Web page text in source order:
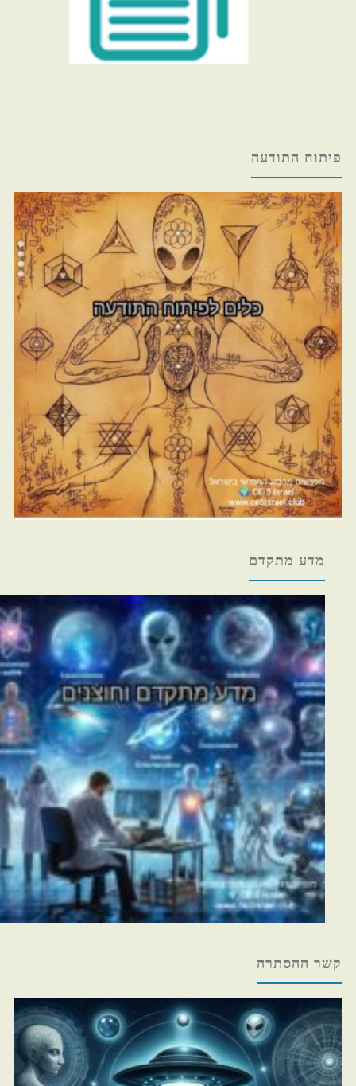
פיתוח התודעה
מדע מתקדם
קשר ההסתרה